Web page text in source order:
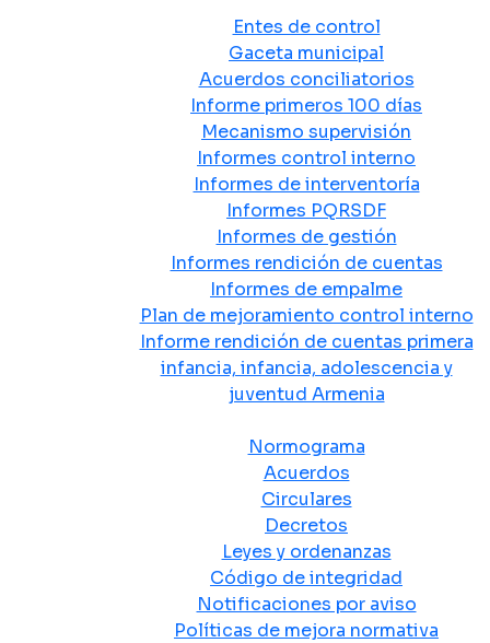
Entes de control
Gaceta municipal
Acuerdos conciliatorios
Informe primeros 100 días
Mecanismo supervisión
Informes control interno
Informes de interventoría
Informes PQRSDF
Informes de gestión
Informes rendición de cuentas
Informes de empalme
Plan de mejoramiento control interno
Informe rendición de cuentas primera
infancia, infancia, adolescencia y
juventud Armenia
Normograma
Acuerdos
Circulares
Decretos
Leyes y ordenanzas
Código de integridad
Notificaciones por aviso
Políticas de mejora normativa